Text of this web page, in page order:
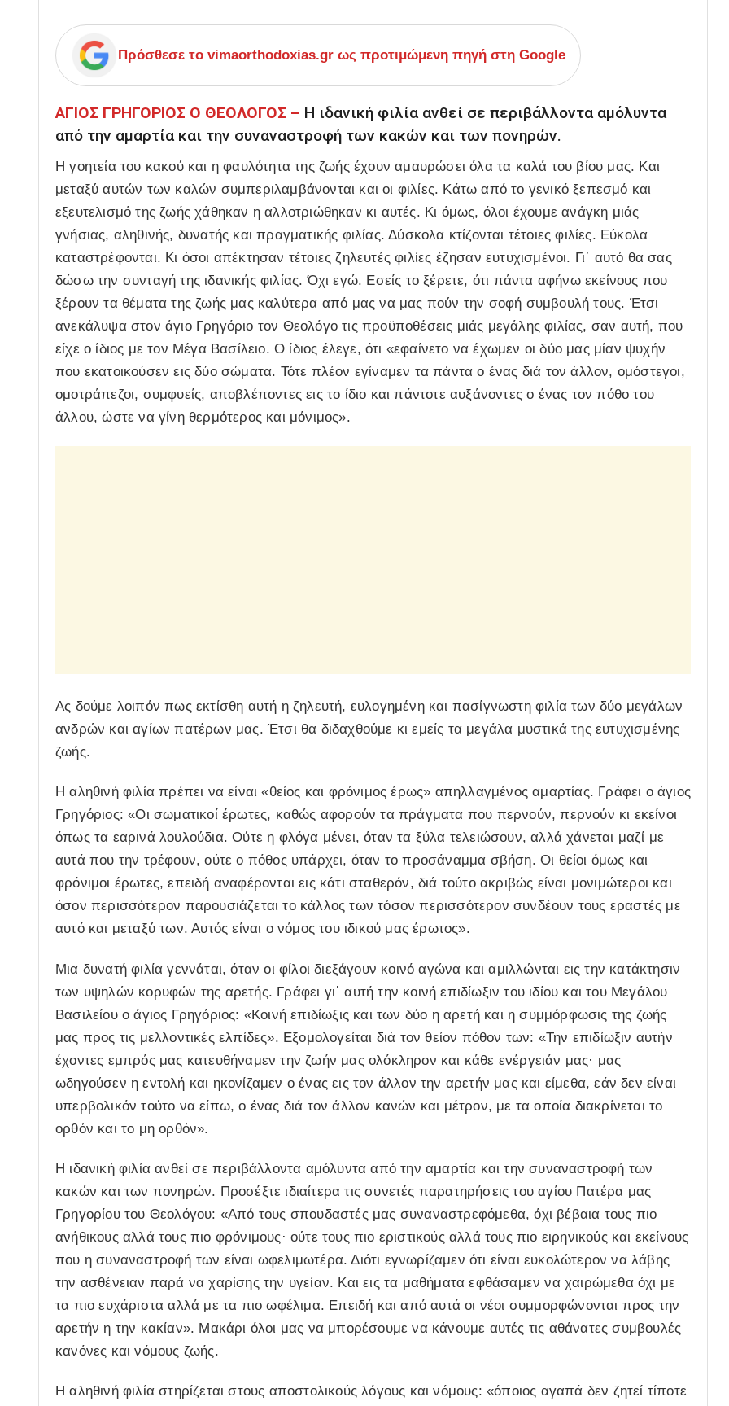
Πρόσθεσε το vimaorthodoxias.gr ως προτιμώμενη πηγή στη Google
ΑΓΙΟΣ ΓΡΗΓΟΡΙΟΣ Ο ΘΕΟΛΟΓΟΣ – Η ιδανική φιλία ανθεί σε περιβάλλοντα αμόλυντα
από την αμαρτία και την συναναστροφή των κακών και των πονηρών.
Η γοητεία του κακού και η φαυλότητα της ζωής έχουν αμαυρώσει όλα τα καλά του βίου μας. Και
μεταξύ αυτών των καλών συμπεριλαμβάνονται και οι φιλίες. Κάτω από το γενικό ξεπεσμό και
εξευτελισμό της ζωής χάθηκαν η αλλοτριώθηκαν κι αυτές. Κι όμως, όλοι έχουμε ανάγκη μιάς
γνήσιας, αληθινής, δυνατής και πραγματικής φιλίας. Δύσκολα κτίζονται τέτοιες φιλίες. Εύκολα
καταστρέφονται. Κι όσοι απέκτησαν τέτοιες ζηλευτές φιλίες έζησαν ευτυχισμένοι. Γι᾽ αυτό θα σας
δώσω την συνταγή της ιδανικής φιλίας. Όχι εγώ. Εσείς το ξέρετε, ότι πάντα αφήνω εκείνους που
ξέρουν τα θέματα της ζωής μας καλύτερα από μας να μας πούν την σοφή συμβουλή τους. Έτσι
ανεκάλυψα στον άγιο Γρηγόριο τον Θεολόγο τις προϋποθέσεις μιάς μεγάλης φιλίας, σαν αυτή, που
είχε ο ίδιος με τον Μέγα Βασίλειο. Ο ίδιος έλεγε, ότι «εφαίνετο να έχωμεν οι δύο μας μίαν ψυχήν
που εκατοικούσεν εις δύο σώματα. Τότε πλέον εγίναμεν τα πάντα ο ένας διά τον άλλον, ομόστεγοι,
ομοτράπεζοι, συμφυείς, αποβλέποντες εις το ίδιο και πάντοτε αυξάνοντες ο ένας τον πόθο του
άλλου, ώστε να γίνη θερμότερος και μόνιμος».
Ας δούμε λοιπόν πως εκτίσθη αυτή η ζηλευτή, ευλογημένη και πασίγνωστη φιλία των δύο μεγάλων
ανδρών και αγίων πατέρων μας. Έτσι θα διδαχθούμε κι εμείς τα μεγάλα μυστικά της ευτυχισμένης
ζωής.
Η αληθινή φιλία πρέπει να είναι «θείος και φρόνιμος έρως» απηλλαγμένος αμαρτίας. Γράφει ο άγιος
Γρηγόριος: «Οι σωματικοί έρωτες, καθώς αφορούν τα πράγματα που περνούν, περνούν κι εκείνοι
όπως τα εαρινά λουλούδια. Ούτε η φλόγα μένει, όταν τα ξύλα τελειώσουν, αλλά χάνεται μαζί με
αυτά που την τρέφουν, ούτε ο πόθος υπάρχει, όταν το προσάναμμα σβήση. Οι θείοι όμως και
φρόνιμοι έρωτες, επειδή αναφέρονται εις κάτι σταθερόν, διά τούτο ακριβώς είναι μονιμώτεροι και
όσον περισσότερον παρουσιάζεται το κάλλος των τόσον περισσότερον συνδέουν τους εραστές με
αυτό και μεταξύ των. Αυτός είναι ο νόμος του ιδικού μας έρωτος».
Μια δυνατή φιλία γεννάται, όταν οι φίλοι διεξάγουν κοινό αγώνα και αμιλλώνται εις την κατάκτησιν
των υψηλών κορυφών της αρετής. Γράφει γι᾽ αυτή την κοινή επιδίωξιν του ιδίου και του Μεγάλου
Βασιλείου ο άγιος Γρηγόριος: «Κοινή επιδίωξις και των δύο η αρετή και η συμμόρφωσις της ζωής
μας προς τις μελλοντικές ελπίδες». Εξομολογείται διά τον θείον πόθον των: «Την επιδίωξιν αυτήν
έχοντες εμπρός μας κατευθήναμεν την ζωήν μας ολόκληρον και κάθε ενέργειάν μας· μας
ωδηγούσεν η εντολή και ηκονίζαμεν ο ένας εις τον άλλον την αρετήν μας και είμεθα, εάν δεν είναι
υπερβολικόν τούτο να είπω, ο ένας διά τον άλλον κανών και μέτρον, με τα οποία διακρίνεται το
ορθόν και το μη ορθόν».
Η ιδανική φιλία ανθεί σε περιβάλλοντα αμόλυντα από την αμαρτία και την συναναστροφή των
κακών και των πονηρών. Προσέξτε ιδιαίτερα τις συνετές παρατηρήσεις του αγίου Πατέρα μας
Γρηγορίου του Θεολόγου: «Από τους σπουδαστές μας συναναστρεφόμεθα, όχι βέβαια τους πιο
ανήθικους αλλά τους πιο φρόνιμους· ούτε τους πιο εριστικούς αλλά τους πιο ειρηνικούς και εκείνους
που η συναναστροφή των είναι ωφελιμωτέρα. Διότι εγνωρίζαμεν ότι είναι ευκολώτερον να λάβης
την ασθένειαν παρά να χαρίσης την υγείαν. Και εις τα μαθήματα εφθάσαμεν να χαιρώμεθα όχι με
τα πιο ευχάριστα αλλά με τα πιο ωφέλιμα. Επειδή και από αυτά οι νέοι συμμορφώνονται προς την
αρετήν η την κακίαν». Μακάρι όλοι μας να μπορέσουμε να κάνουμε αυτές τις αθάνατες συμβουλές
κανόνες και νόμους ζωής.
Η αληθινή φιλία στηρίζεται στους αποστολικούς λόγους και νόμους: «όποιος αγαπά δεν ζητεί τίποτε